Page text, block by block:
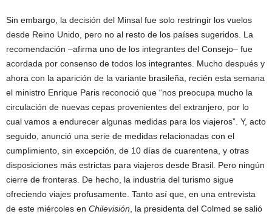
Sin embargo, la decisión del Minsal fue solo restringir los vuelos
desde Reino Unido, pero no al resto de los países sugeridos. La
recomendación –afirma uno de los integrantes del Consejo– fue
acordada por consenso de todos los integrantes. Mucho después y
ahora con la aparición de la variante brasileña, recién esta semana
el ministro Enrique Paris reconoció que “nos preocupa mucho la
circulación de nuevas cepas provenientes del extranjero, por lo
cual vamos a endurecer algunas medidas para los viajeros”. Y, acto
seguido, anunció una serie de medidas relacionadas con el
cumplimiento, sin excepción, de 10 días de cuarentena, y otras
disposiciones más estrictas para viajeros desde Brasil. Pero ningún
cierre de fronteras. De hecho, la industria del turismo sigue
ofreciendo viajes profusamente. Tanto así que, en una entrevista
de este miércoles en Chilevisión , la presidenta del Colmed se salió